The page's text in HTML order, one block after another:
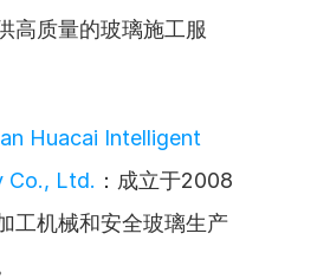
高质量的玻璃施工服
Huacai Intelligent
Co., Ltd. ：成立于2008
工机械和安全玻璃生产